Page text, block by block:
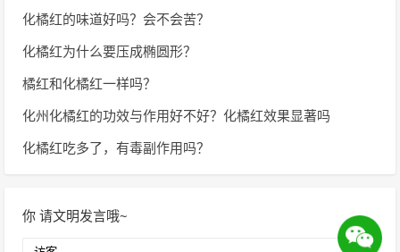
化橘红的味道好吗？会不会苦？
化橘红为什么要压成椭圆形？
橘红和化橘红一样吗？
化州化橘红的功效与作用好不好？化橘红效果显著吗
化橘红吃多了，有毒副作用吗？
你 请文明发言哦~